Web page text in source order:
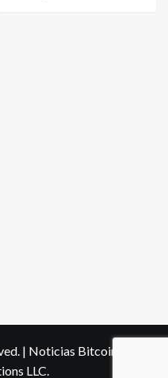
| Noticias Bitcoin
LLC.